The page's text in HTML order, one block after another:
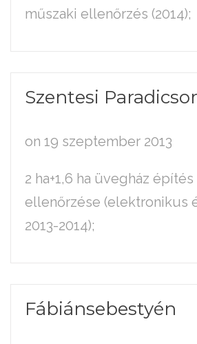
műszaki ellenőrzés (2014);
Szentesi
on 19 szeptember 2013
2 ha+1,6 ha üvegház
ellenőrzése (elektronikus
2013-2014);
Fábiánsebestyén